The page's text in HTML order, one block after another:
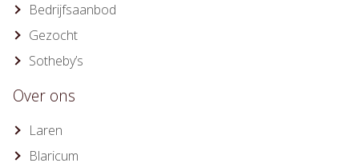
Bedrijfsaanbod
Gezocht
Sotheby’s
Over ons
Laren
Blaricum